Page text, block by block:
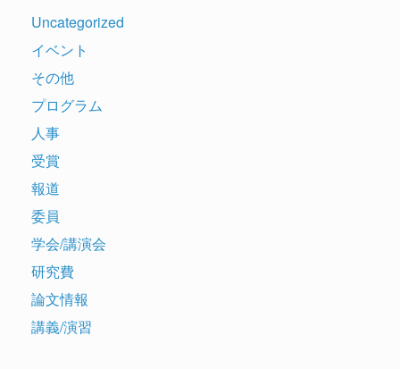
Uncategorized
イベント
その他
プログラム
人事
受賞
報道
委員
学会/講演会
研究費
論文情報
講義/演習